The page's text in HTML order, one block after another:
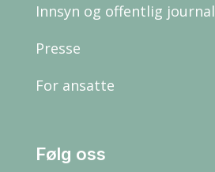
Innsyn og offentlig journal
Presse
For ansatte
Følg oss